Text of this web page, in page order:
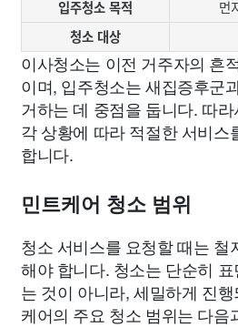
입주청소 목적
먼
청소 대상
이사청소는 이전 거주자의 흔
이며, 입주청소는 새집증후군
거하는 데 중점을 둡니다. 따
각 상황에 따라 적절한 서비스
합니다.
민트케어 청소 범위
청소 서비스를 요청할 때는 철
해야 합니다. 청소는 단순히
는 것이 아니라, 세밀하게 진
케어의 주요 청소 범위는 다음